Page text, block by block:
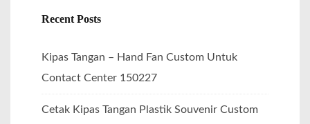
Recent Posts
Kipas Tangan – Hand Fan Custom Untuk
Contact Center 150227
Cetak Kipas Tangan Plastik Souvenir Custom